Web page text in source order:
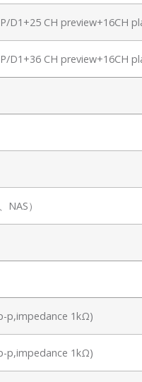
CH preview+16CH
CH preview+16CH
）
p,impedance 1kΩ)
p,impedance 1kΩ)